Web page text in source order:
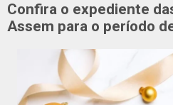
Confira o expediente
Assem para o período